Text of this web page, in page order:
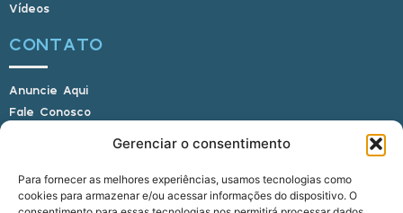
Gerenciar o consentimento
Para fornecer as melhores experiências, usamos tecnologias como
cookies para armazenar e/ou acessar informações do dispositivo. O
Vídeos
CONTATO
Anuncie Aqui
Fale Conosco